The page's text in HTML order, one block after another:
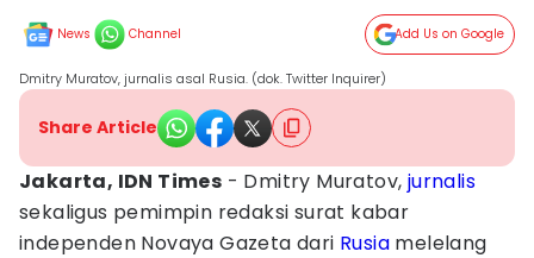
News Channel Add Us on Google
Dmitry Muratov, jurnalis asal Rusia. (dok. Twitter Inquirer)
Share Article
Jakarta, IDN Times - Dmitry Muratov, jurnalis
sekaligus pemimpin redaksi surat kabar
independen Novaya Gazeta dari Rusia melelang